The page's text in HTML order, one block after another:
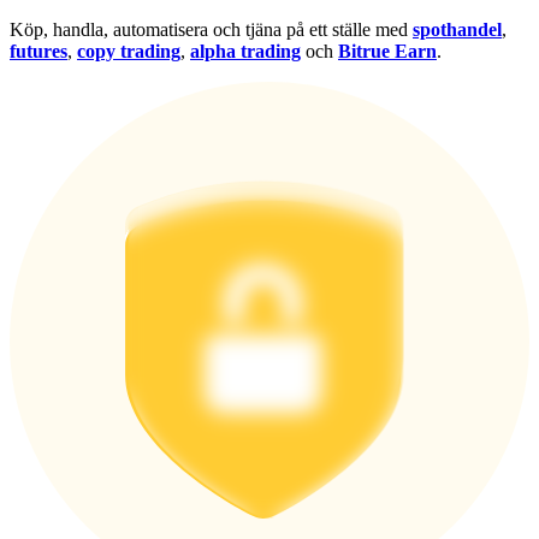
Logga in
Bli Medlem
Köp, handla, automatisera och tjäna på ett ställe med spothandel,
futures, copy trading, alpha trading och Bitrue Earn.